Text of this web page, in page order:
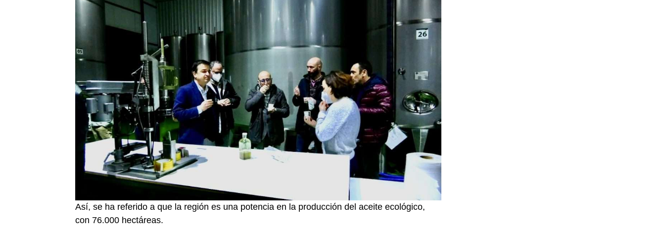
Así, se ha referido a que la región es una potencia en la producción del aceite ecológico,
con 76.000 hectáreas.